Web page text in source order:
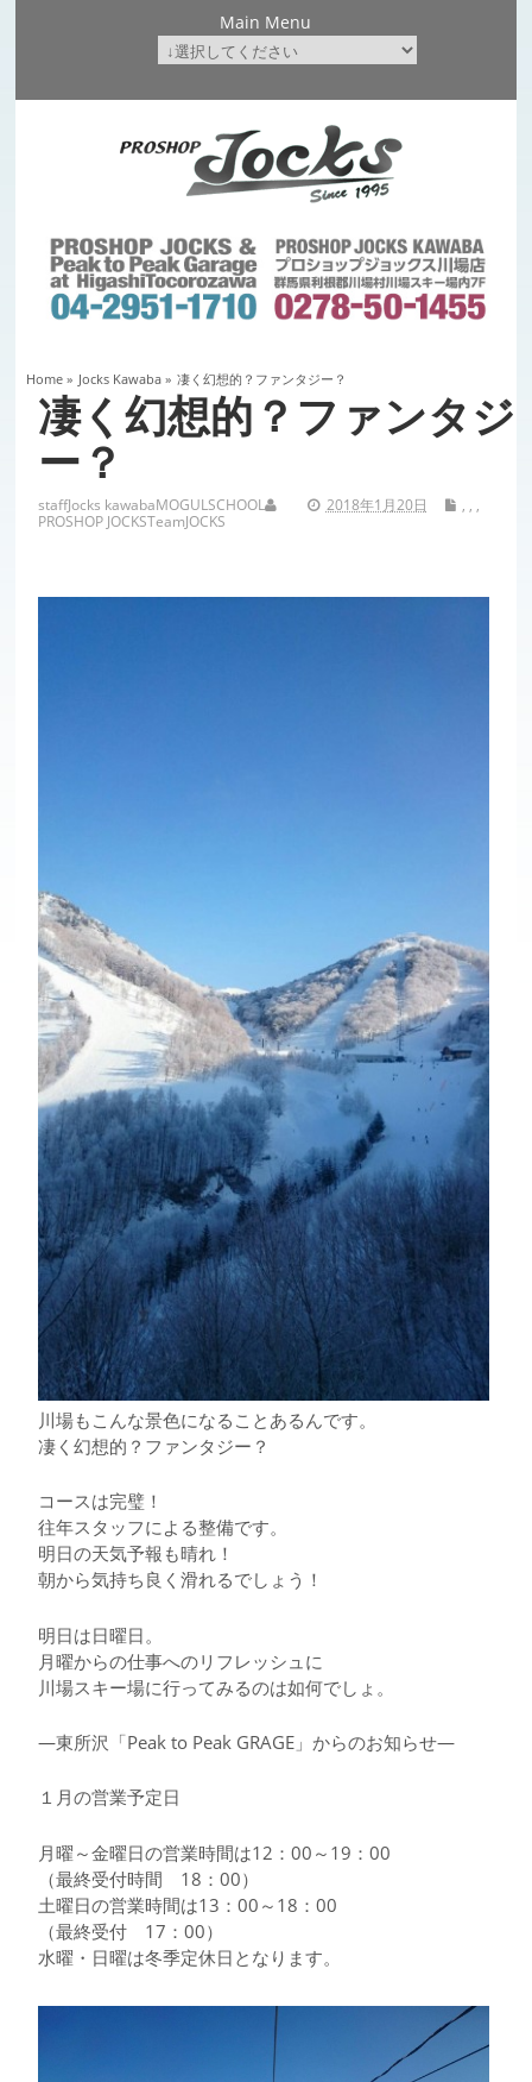
Main Menu
Home» Jocks Kawaba » 凄く幻想的？ファンタジー？
凄く幻想的？ファンタジ
ー？
staff 2018年1月20日
Jocks kawaba ,
MOGULSCHOOL
,
PROSHOP JOCKS
,
TeamJOCKS
川場もこんな景色になることあるんです。
凄く幻想的？ファンタジー？
コースは完璧！
往年スタッフによる整備です。
明日の天気予報も晴れ！
朝から気持ち良く滑れるでしょう！
明日は日曜日。
月曜からの仕事へのリフレッシュに
川場スキー場に行ってみるのは如何でしょ。
—東所沢「Peak to Peak GRAGE」からのお知らせ—
１月の営業予定日
月曜～金曜日の営業時間は12：00～19：00
（最終受付時間 18：00）
土曜日の営業時間は13：00～18：00
（最終受付 17：00）
水曜・日曜は冬季定休日となります。